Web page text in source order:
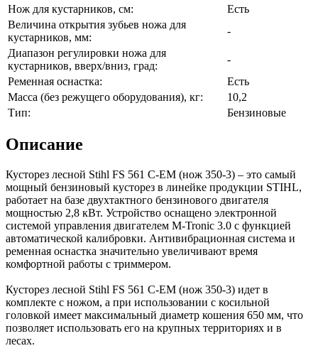
Нож для кустарников, см:
Есть
Величина открытия зубьев ножа для
кустарников, мм:
-
Диапазон регулировки ножа для
кустарников, вверх/вниз, град:
-
Ременная оснастка:
Есть
Масса (без режущего оборудования), кг:
10,2
Тип:
Бензиновые
Описание
Кусторез лесной Stihl FS 561 С-EM (нож 350-3) – это самый
мощный бензиновый кусторез в линейке продукции STIHL,
работает на базе двухтактного бензинового двигателя
мощностью 2,8 кВт. Устройство оснащено электронной
системой управления двигателем M-Tronic 3.0 с функцией
автоматической калибровки. Антивибрационная система и
ременная оснастка значительно увеличивают время
комфортной работы с триммером.
Кусторез лесной Stihl FS 561 С-EM (нож 350-3) идет в
комплекте с ножом, а при использовании с косильной
головкой имеет максимальный диаметр кошения 650 мм, что
позволяет использовать его на крупных территориях и в
лесах.